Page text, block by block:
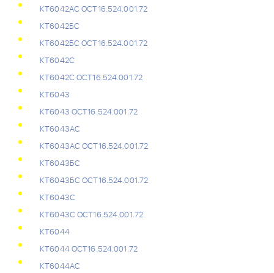
КТ6042АС ОСТ16.524.001.72
КТ6042БС
КТ6042БС ОСТ16.524.001.72
КТ6042С
КТ6042С ОСТ16.524.001.72
КТ6043
КТ6043 ОСТ16.524.001.72
КТ6043АС
КТ6043АС ОСТ16.524.001.72
КТ6043БС
КТ6043БС ОСТ16.524.001.72
КТ6043С
КТ6043С ОСТ16.524.001.72
КТ6044
КТ6044 ОСТ16.524.001.72
КТ6044АС